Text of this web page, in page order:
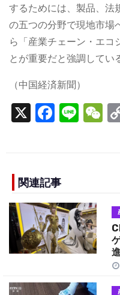
するためには、製品、法
の五つの分野で現地市場
ら「産業チェーン・エコ
とが重要だと強調してい
（中国経済新聞）
X F
a
e
b
o
o
k
Li
n e
関連記事